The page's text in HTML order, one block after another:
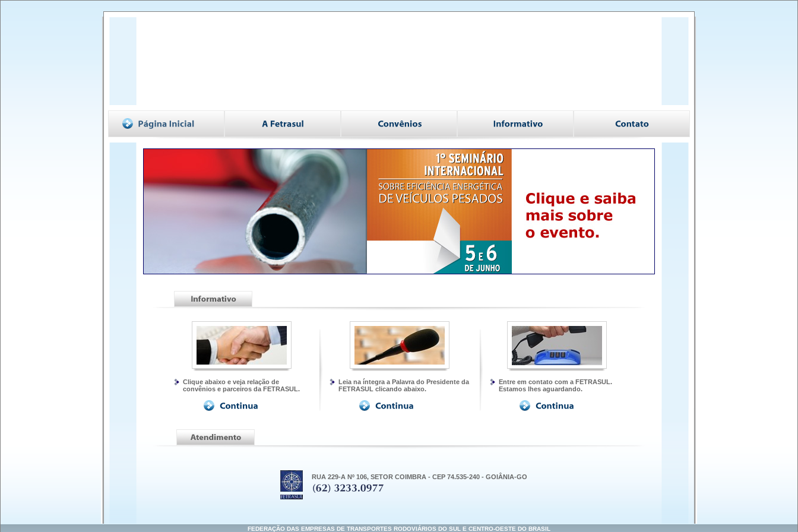
Clique abaixo e veja relação de
convênios e parceiros da FETRASUL.
Leia na íntegra a Palavra do Presidente da
FETRASUL clicando abaixo.
Entre em contato com a FETRASUL.
Estamos lhes aguardando.
RUA 229-A Nº 106, SETOR COIMBRA - CEP 74.535-240 - GOIÂNIA-GO
FEDERAÇÃO DAS EMPRESAS DE TRANSPORTES RODOVIÁRIOS DO SUL E CENTRO-OESTE DO BRASIL